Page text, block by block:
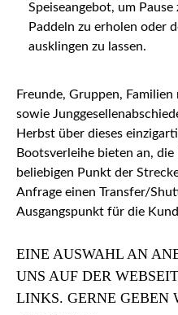
Speiseangebot, um
Paddeln zu erholen oder
ausklingen zu lassen.
Freunde, Gruppen,
sowie
Herbst über dieses
Bootsverleihe bieten an,
beliebigen Punkt der
Anfrage einen Transfer/
Ausgangspunkt für die
EINE AUSWAHL AN
UNS AUF DER
LINKS. GERNE GEBEN